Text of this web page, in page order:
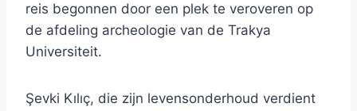
reis begonnen door een plek te veroveren op
de afdeling archeologie van de Trakya
Universiteit.
Şevki Kılıç, die zijn levensonderhoud verdient